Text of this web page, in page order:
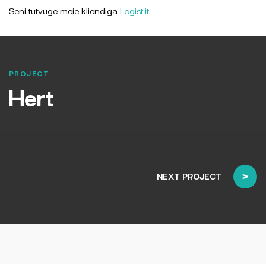
Seni tutvuge meie kliendiga Logist.it.
PROJECT
Hert
NEXT PROJECT